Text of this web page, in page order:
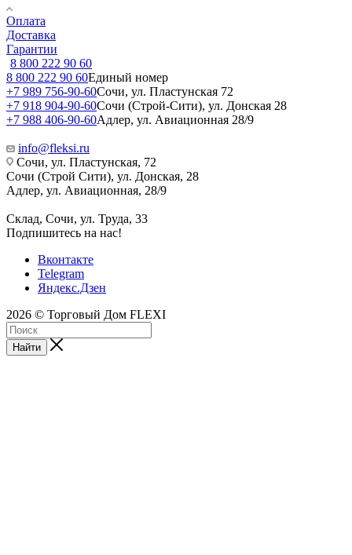
Оплата
Доставка
Гарантии
8 800 222 90 60
8 800 222 90 60Единый номер
+7 989 756-90-60Сочи, ул. Пластунская 72
+7 918 904-90-60Сочи (Строй-Сити), ул. Донская 28
+7 988 406-90-60Адлер, ул. Авиационная 28/9
info@fleksi.ru
Сочи, ул. Пластунская, 72
Сочи (Строй Сити), ул. Донская, 28
Адлер, ул. Авиационная, 28/9
Склад, Сочи, ул. Труда, 33
Подпишитесь на нас!
Вконтакте
Telegram
Яндекс.Дзен
2026 © Торговый Дом FLEXI
Найти